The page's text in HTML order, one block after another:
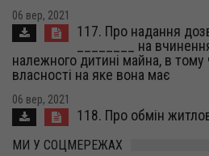
06 вер, 2021
117. Про надання
________ на
належного дитині майна, в тому
власності на яке вона має
06 вер, 2021
118. Про обмін
МИ У СОЦМЕРЕЖАХ